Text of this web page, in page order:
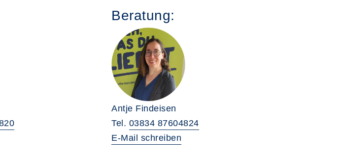
Beratung:
Antje Findeisen
Tel. 03834 87604824
E-Mail schreiben